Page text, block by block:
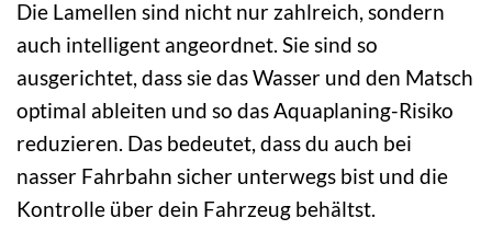
Die Lamellen sind nicht nur zahlreich, sondern
auch intelligent angeordnet. Sie sind so
ausgerichtet, dass sie das Wasser und den Matsch
optimal ableiten und so das Aquaplaning-Risiko
reduzieren. Das bedeutet, dass du auch bei
nasser Fahrbahn sicher unterwegs bist und die
Kontrolle über dein Fahrzeug behältst.